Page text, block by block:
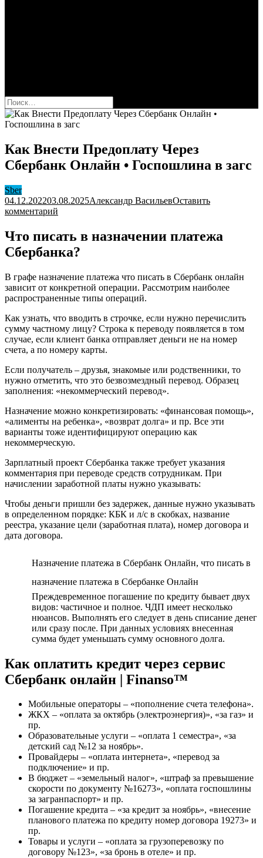
Найти:
Как Внести Предоплату Через
Сбербанк Онлайн • Госпошлина в загс
Sber
04.12.202203.08.2025Александр ВасильевОставить
комментарий
Предоплату
Через
Онлайн
•
Госпошлина
загс
Что писать в назначении платежа
Сбербанка?
В графе назначение платежа что писать в Сбербанк онлайн
зависит от конкретной операции. Рассмотрим наиболее
распространенные типы операций.
Как узнать, что вводить в строчке, если нужно перечислить
сумму частному лицу? Строка к переводу появляется в том
случае, если клиент банка отправляет деньги не на номер
счета, а по номеру карты.
Если получатель – друзья, знакомые или родственники, то
нужно отметить, что это безвозмездный перевод. Образец
заполнения: «некоммерческий перевод».
Назначение можно конкретизировать: «финансовая помощь»,
«алименты на ребенка», «возврат долга» и пр. Все эти
варианты тоже идентифицируют операцию как
некоммерческую.
Зарплатный проект Сбербанка также требует указания
комментария при переводе средств сотрудникам. При
начислении заработной платы нужно указывать:
Чтобы деньги пришли без задержек, данные нужно указывать
в определенном порядке: КБК и л/с в скобках, название
реестра, указание цели (заработная плата), номер договора и
дата договора.
Назначение платежа в Сбербанк Онлайн, что писать в
назначение платежа в Сбербанке Онлайн
Преждевременное погашение по кредиту бывает двух
видов: частичное и полное. ЧДП имеет несколько
нюансов. Выполнять его следует в день списание денег
или сразу после. При данных условиях внесенная
сумма будет уменьшать сумму основного долга.
Как оплатить кредит через сервис
Сбербанк онлайн | Finanso™
Мобильные операторы – «пополнение счета телефона».
ЖКХ – «оплата за октябрь (электроэнергия)», «за газ» и
пр.
Образовательные услуги – «оплата 1 семестра», «за
детский сад №12 за ноябрь».
Провайдеры – «оплата интернета», «перевод за
подключение» и пр.
В бюджет – «земельный налог», «штраф за превышение
скорости по документу №16273», «оплата госпошлины
за загранпаспорт» и пр.
Погашение кредита – «за кредит за ноябрь», «внесение
планового платежа по кредиту номер договора 19273» и
пр.
Товары и услуги – «оплата за грузоперевозку по
договору №123», «за бронь в отеле» и пр.